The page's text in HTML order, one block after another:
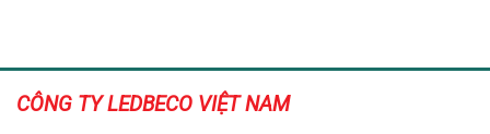
CÔNG TY LEDBECO VIỆT NAM